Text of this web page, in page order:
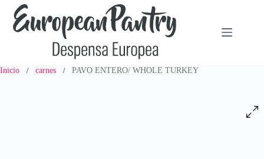
Saltar
contenido
Inicio / carnes / PAVO ENTERO/ WHOLE TURKEY